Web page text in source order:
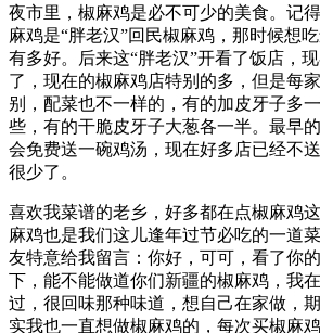
夜市里，椒麻鸡是必不可少的美食。记
麻鸡是“胖老汉”回民椒麻鸡，那时候想
有多好。后来这“胖老汉”开看了饭店，
了，现在的椒麻鸡店特别的多，但是每
别，配菜也不一样的，有的加皮牙子多
些，有的干脆皮牙子大葱各一半。最早
会免费送一碗鸡汤，现在好多店已经不
很少了。
喜欢我菜谱的老乡，好多都在点椒麻鸡
麻鸡也是我们这儿逢年过节必吃的一道
友特意给我留言：你好，可可，看了你
下，能不能做道你们新疆的椒麻鸡，我
过，很回味那种味道，想自己在家做，
实我也一直想做椒麻鸡的，每次买椒麻